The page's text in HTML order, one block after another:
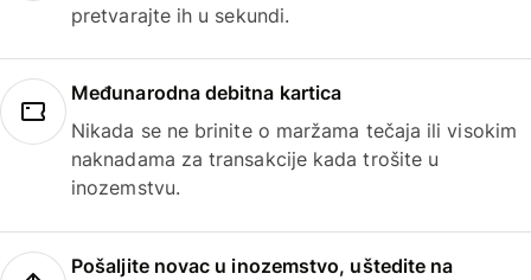
pretvarajte ih u sekundi.
Međunarodna debitna kartica
Nikada se ne brinite o maržama tečaja ili visokim
naknadama za transakcije kada trošite u
inozemstvu.
Pošaljite novac u inozemstvo, uštedite na